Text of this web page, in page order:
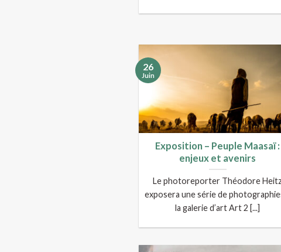
Exposition – Peuple Maasaï :
enjeux et avenirs
Le photoreporter Théodore
exposera une série de
la galerie d’art Art 2 [...]
26
Juin